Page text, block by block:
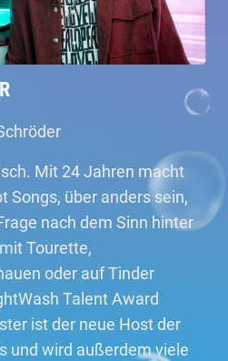
Mit 24 Jahren macht
Songs, über anders sein,
nach dem Sinn hinter
Tourette,
oder auf Tinder
Talent Award
ist der neue Host der
und wird außerdem viele